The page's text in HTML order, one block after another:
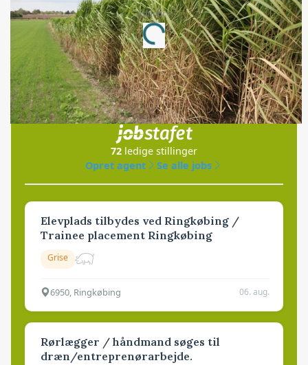
Annonce
Loading...
Jobs
i samarbejde med
72 ledige stillinger
Opret agent
Se alle jobs
Elevplads tilbydes ved Ringkøbing /
Trainee placement Ringkøbing
Grise
6950, Ringkøbing 06. aug.
Rørlægger / håndmand søges til
dræn/entreprenørarbejde.